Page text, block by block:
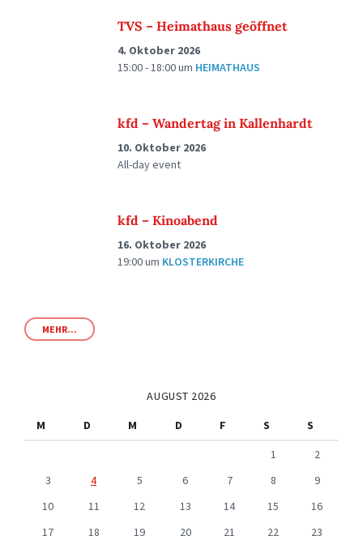
TVS – Heimathaus geöffnet
4. Oktober 2026
15:00 - 18:00um HEIMATHAUS
kfd – Wandertag in Kallenhardt
10. Oktober 2026
All-day event
kfd – Kinoabend
16. Oktober 2026
19:00um KLOSTERKIRCHE
MEHR...
AUGUST 2026
M
D M D F S
S
1
2
3
4 5 6 7 8
9
10
11 12 13 14 15
16
17
18 19 20 21 22
23